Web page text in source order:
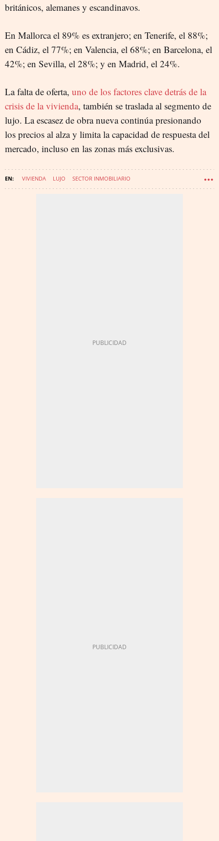
británicos, alemanes y escandinavos.
En Mallorca el 89% es extranjero; en Tenerife, el 88%;
en Cádiz, el 77%; en Valencia, el 68%; en Barcelona, el
42%; en Sevilla, el 28%; y en Madrid, el 24%.
La falta de oferta, uno de los factores clave detrás de la
crisis de la vivienda, también se traslada al segmento de
lujo. La escasez de obra nueva continúa presionando
los precios al alza y limita la capacidad de respuesta del
mercado, incluso en las zonas más exclusivas.
VIVIENDA LUJO SECTOR INMOBILIARIO